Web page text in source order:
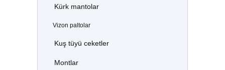
Kürk mantolar
Vizon paltolar
Kuş tüyü ceketler
Montlar